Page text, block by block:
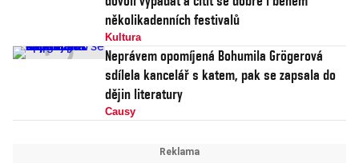
několikadenních festivalů
Kultura
Neprávem opomíjená Bohumila Grögerová
sdílela kancelář s katem, pak se zapsala do
dějin literatury
Causy